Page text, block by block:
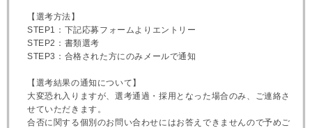
【選考方法】
STEP1：下記応募フォームよりエントリー
STEP2：書類選考
STEP3：合格された方にのみメールで通知
【選考結果の通知について】
大変恐れ入りますが、選考通過・採用となった場合のみ、ご連絡さ
せていただきます。
合否に関する個別のお問い合わせにはお答えできませんので予めご